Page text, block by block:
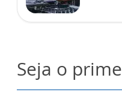
Seja o